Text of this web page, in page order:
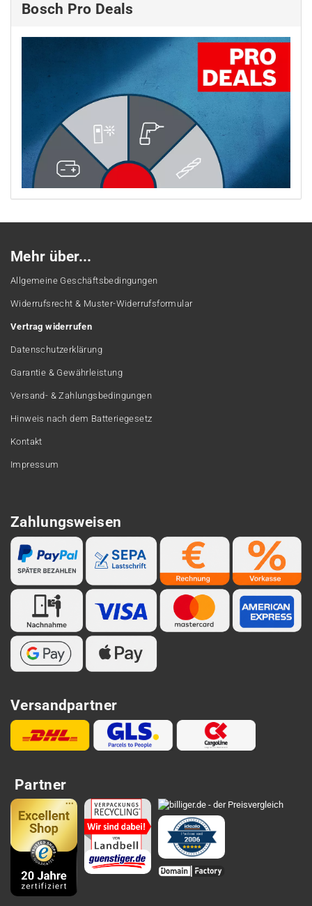
Bosch Pro Deals
Mehr über...
Allgemeine Geschäftsbedingungen
Widerrufsrecht & Muster-Widerrufsformular
Vertrag widerrufen
Datenschutzerklärung
Garantie & Gewährleistung
Versand- & Zahlungsbedingungen
Hinweis nach dem Batteriegesetz
Kontakt
Impressum
Zahlungsweisen
Versandpartner
Partner